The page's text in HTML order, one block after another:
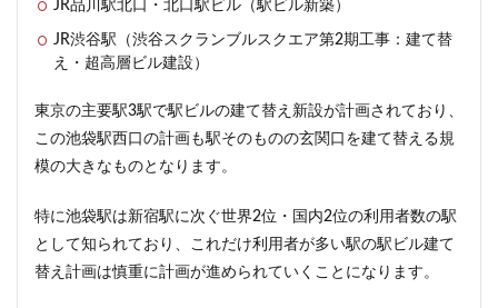
JR品川駅北口・北口駅ビル（駅ビル新築）
JR渋谷駅（渋谷スクランブルスクエア第2期工事：建て替
え・超高層ビル建設）
東京の主要駅3駅で駅ビルの建て替え新設が計画されており、
この池袋駅西口の計画も駅そのものの玄関口を建て替える規
模の大きなものとなります。
特に池袋駅は新宿駅に次ぐ世界2位・国内2位の利用者数の駅
として知られており、これだけ利用者が多い駅の駅ビル建て
替え計画は慎重に計画が進められていくことになります。